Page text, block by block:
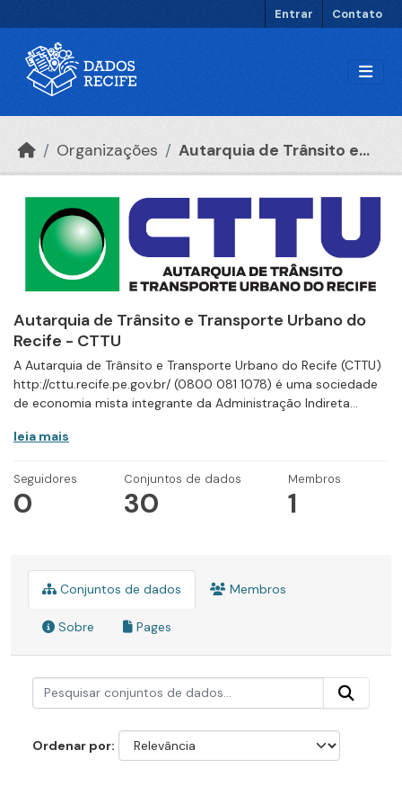
Entrar Contato
Organizações Autarquia de Trânsito e...
Autarquia de Trânsito e Transporte Urbano do
Recife - CTTU
A Autarquia de Trânsito e Transporte Urbano do Recife (CTTU)
http://cttu.recife.pe.gov.br/ (0800 081 1078) é uma sociedade
de economia mista integrante da Administração Indireta...
leia mais
Seguidores
0
Conjuntos de dados
30
Membros
1
Conjuntos de dados Membros
Sobre Pages
Ordenar por